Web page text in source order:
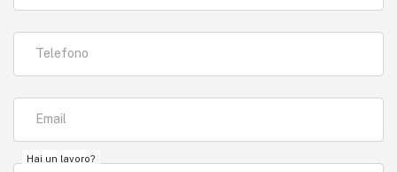
Telefono
Email
Hai un lavoro?